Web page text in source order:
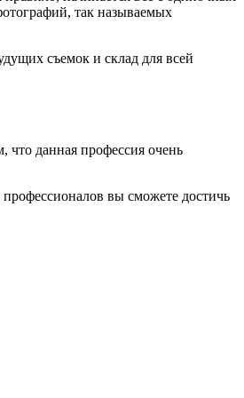
так называемых
съемок и склад для всей
что данная профессия очень
вы сможете достичь